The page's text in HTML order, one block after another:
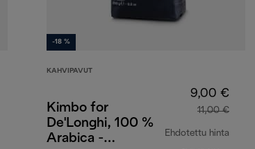
-18 %
KAHVIPAVUT
Kimbo for
De'Longhi, 100 %
Arabica -
9,00 €
11,00 €
Ehdotettu hinta